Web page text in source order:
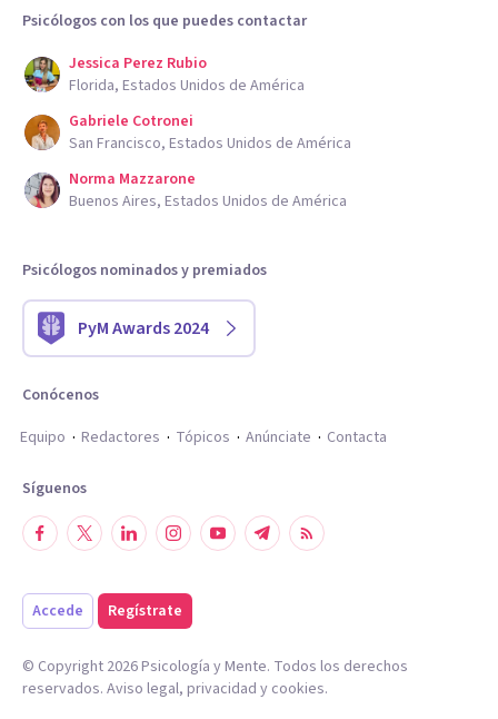
Psicólogos con los que puedes contactar
Jessica Perez Rubio
Florida, Estados Unidos de América
Gabriele Cotronei
San Francisco, Estados Unidos de América
Norma Mazzarone
Buenos Aires, Estados Unidos de América
Psicólogos nominados y premiados
PyM Awards 2024
Conócenos
Equipo
Redactores Tópicos Anúnciate Contacta
Síguenos
Accede Regístrate
© Copyright 2026Psicología y Mente. Todos los derechos
reservados. Aviso legal, privacidad y cookies.